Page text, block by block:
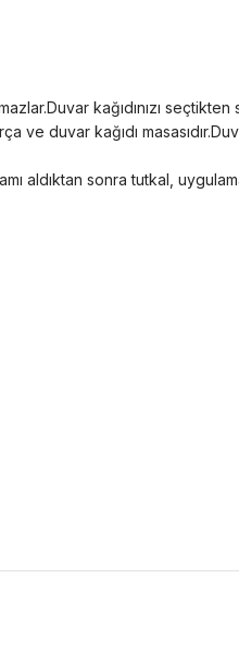
kağıdınızı seçtikten
ve duvar kağıdı
aldıktan sonra tutkal,